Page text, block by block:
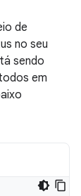
de
no seu
sendo
em